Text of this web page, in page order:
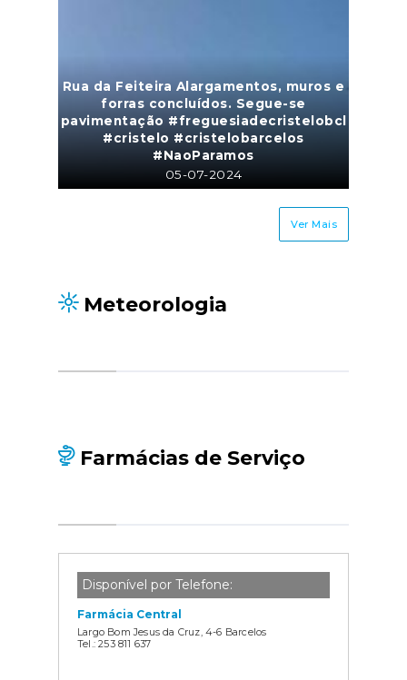
Rua da Feiteira Alargamentos, muros e
forras concluídos. Segue-se
pavimentação #freguesiadecristelobcl
#cristelo #cristelobarcelos
#NaoParamos
05-07-2024
Ver Mais
Meteorologia
Farmácias de Serviço
Disponível por Telefone:
Farmácia Central
Largo Bom Jesus da Cruz, 4-6 Barcelos
Tel.: 253 811 637